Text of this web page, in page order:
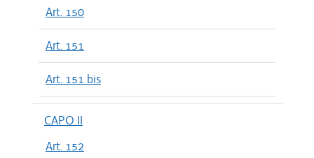
Art. 150
Art. 151
Art. 151 bis
CAPO II
Art. 152